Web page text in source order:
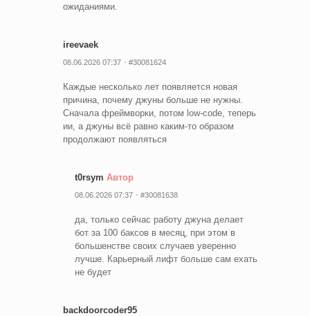
ожиданиями.
ireevaek
08.06.2026 07:37 #30081624
Каждые несколько лет появляется новая
причина, почему джуны больше не нужны.
Сначала фреймворки, потом low-code, теперь
ии, а джуны всё равно каким-то образом
продолжают появляться
t0rsym Автор
08.06.2026 07:37 #30081638
да, только сейчас работу джуна делает
бот за 100 баксов в месяц, при этом в
большенстве своих случаев уверенно
лучше. Карьерный лифт больше сам ехать
не будет
backdoorcoder95